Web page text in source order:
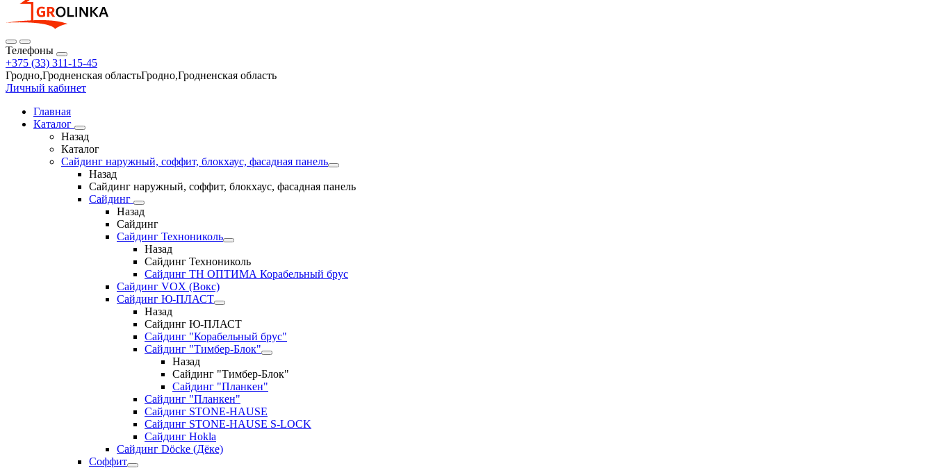
Телефоны
+375 (33) 311-15-45
Гродно,Гродненская областьГродно,Гродненская область
Личный кабинет
Главная
Каталог
Назад
Каталог
Сайдинг наружный, соффит, блокхаус, фасадная панель
Назад
Сайдинг наружный, соффит, блокхаус, фасадная панель
Сайдинг
Назад
Сайдинг
Сайдинг Технониколь
Назад
Сайдинг Технониколь
Сайдинг ТН ОПТИМА Корабельный брус
Сайдинг VOX (Вокс)
Сайдинг Ю-ПЛАСТ
Назад
Сайдинг Ю-ПЛАСТ
Сайдинг "Корабельный брус"
Сайдинг "Тимбер-Блок"
Назад
Сайдинг "Тимбер-Блок"
Сайдинг "Планкен"
Сайдинг "Планкен"
Сайдинг STONE-HAUSE
Сайдинг STONE-HAUSE S-LOCK
Сайдинг Hokla
Сайдинг Döcke (Дёке)
Соффит